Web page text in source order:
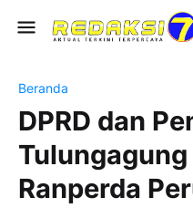
Beranda
DPRD dan
Ranperda